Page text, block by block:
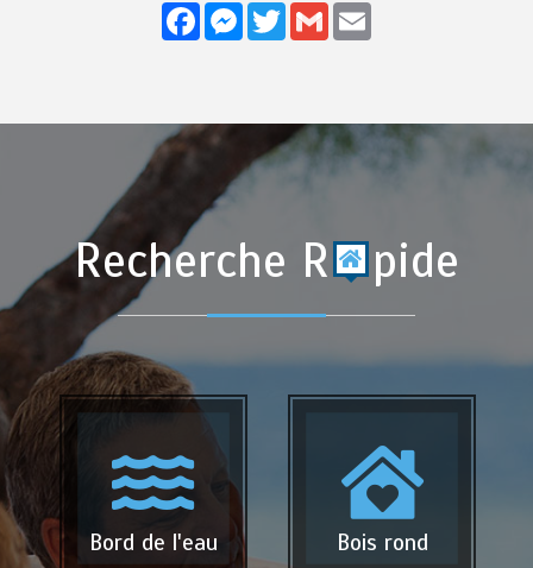
FacebookMessenger
TwitterGmail
Recherche R pide
Bord de l'eau Bois rond